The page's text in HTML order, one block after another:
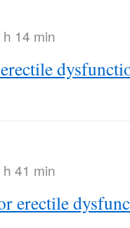
14 min
41 min
erectile